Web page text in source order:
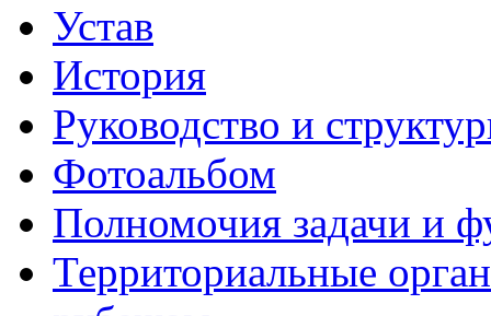
Устав
История
Руководство и
Фотоальбом
Полномочия задачи и
Территориальные